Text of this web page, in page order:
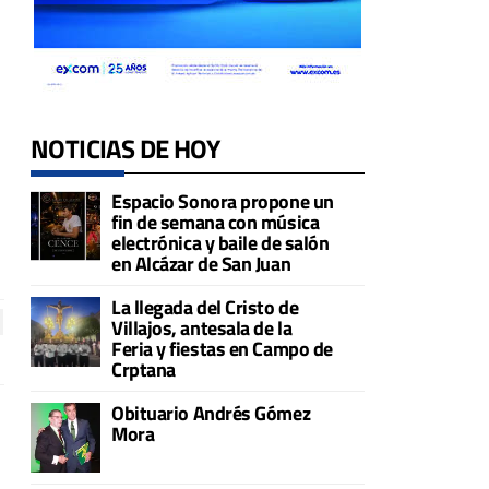
NOTICIAS DE HOY
Espacio Sonora propone un
fin de semana con música
electrónica y baile de salón
en Alcázar de San Juan
La llegada del Cristo de
Villajos, antesala de la
Feria y fiestas en Campo de
Crptana
Obituario Andrés Gómez
Mora